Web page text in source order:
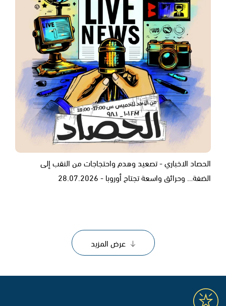
الحصاد الاخباري - تصعيد وهدم واحتجاجات من النقب إلى
الضفة… وحرائق واسعة تجتاح أوروبا - 28.07.2026
عرض المزيد